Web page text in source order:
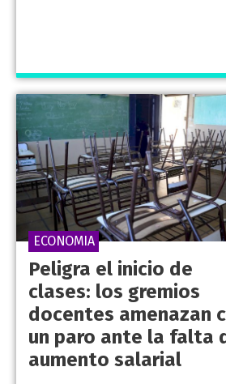
Peligra el inicio de
clases: los gremios
docentes amenazan
un paro ante la falta
aumento salarial
ECONOMIA